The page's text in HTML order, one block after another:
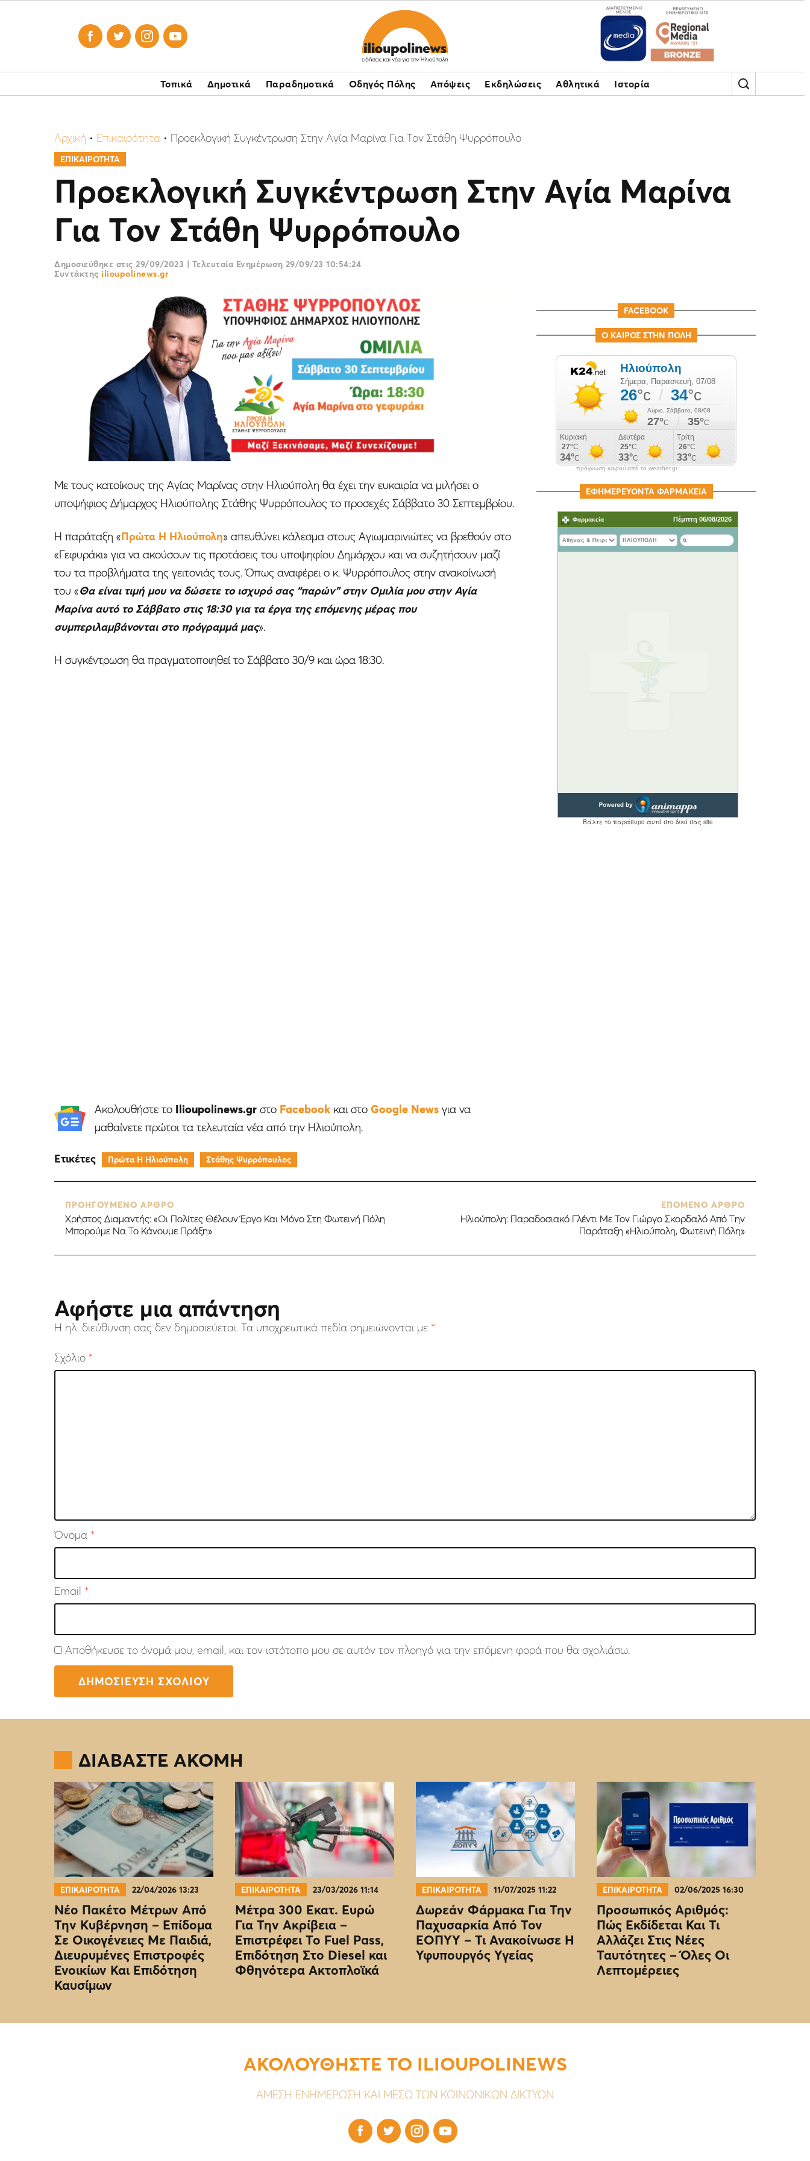
   
Τοπικά Δημοτικά Παραδημοτικά Οδηγός Πόλης Απόψεις Εκδηλώσεις Αθλητικά Ιστορία
Αρχική • Επικαιρότητα • Προεκλογική Συγκέντρωση Στην Αγία Μαρίνα Για Τον Στάθη Ψυρρόπουλο
ΕΠΙΚΑΙΡΟΤΗΤΑ
Προεκλογική Συγκέντρωση Στην Αγία Μαρίνα
Για Τον Στάθη Ψυρρόπουλο
Δημοσιεύθηκε στις 29/09/2023 | Τελευταία Ενημέρωση 29/09/23 10:54:24
Συντάκτης ilioupolinews.gr
Με τους κατοίκους της Αγίας Μαρίνας στην Ηλιούπολη θα έχει την ευκαιρία να μιλήσει ο
υποψήφιος Δήμαρχος Ηλιούπολης Στάθης Ψυρρόπουλος το προσεχές Σάββατο 30 Σεπτεμβρίου.
Η παράταξη «Πρώτα Η Ηλιούπολη» απευθύνει κάλεσμα στους Αγιωμαρινιώτες να βρεθούν στο
«Γεφυράκι» για να ακούσουν τις προτάσεις του υποψηφίου Δημάρχου και να συζητήσουν μαζί
του τα προβλήματα της γειτονιάς τους. Όπως αναφέρει ο κ. Ψυρρόπουλος στην ανακοίνωσή
του «Θα είναι τιμή μου να δώσετε το ισχυρό σας “παρών” στην Ομιλία μου στην Αγία
Μαρίνα αυτό το Σάββατο στις 18:30 για τα έργα της επόμενης μέρας που
συμπεριλαμβάνονται στο πρόγραμμά μας».
Η συγκέντρωση θα πραγματοποιηθεί το Σάββατο 30/9 και ώρα 18:30.
Ακολουθήστε το Ilioupolinews.grστο Facebookκαι στο Google Newsγια να
μαθαίνετε πρώτοι τα τελευταία νέα από την Ηλιούπολη.
FACEBOOK
Ο ΚΑΙΡΟΣ ΣΤΗΝ ΠΟΛΗ
πρόγνωση καιρού από το weather.gr
ΕΦΗΜΕΡΕΥΟΝΤΑ ΦΑΡΜΑΚΕΙΑ
Ετικέτες Πρώτα Η Ηλιούπολη Στάθης Ψυρρόπουλος
ΠΡΟΗΓΟΥΜΕΝΟ ΑΡΘΡΟ
Χρήστος Διαμαντής: «Οι Πολίτες Θέλουν Έργο Και Μόνο Στη Φωτεινή Πόλη
Μπορούμε Να Το Κάνουμε Πράξη»
ΕΠΟΜΕΝΟ ΑΡΘΡΟ
Ηλιούπολη: Παραδοσιακό Γλέντι Με Τον Γιώργο Σκορδαλό Από Την
Παράταξη «Ηλιούπολη, Φωτεινή Πόλη»
Αφήστε μια απάντηση
Η ηλ. διεύθυνση σας δεν δημοσιεύεται. Τα υποχρεωτικά πεδία σημειώνονται με *
Σχόλιο *
Όνομα *
Email *
Αποθήκευσε το όνομά μου, email, και τον ιστότοπο μου σε αυτόν τον πλοηγό για την επόμενη φορά που θα σχολιάσω.
ΔΙΑΒΑΣΤΕ ΑΚΟΜΗ
ΕΠΙΚΑΙΡΟΤΗΤΑ 22/04/2026 13:23
Νέο Πακέτο Μέτρων Από
Την Κυβέρνηση – Επίδομα
Σε Οικογένειες Με Παιδιά,
Διευρυμένες Επιστροφές
Ενοικίων Και Επιδότηση
Καυσίμων
ΕΠΙΚΑΙΡΟΤΗΤΑ 23/03/2026 11:14
Μέτρα 300 Εκατ. Ευρώ
Για Την Ακρίβεια –
Επιστρέφει Το Fuel Pass,
Επιδότηση Στο Diesel και
Φθηνότερα Ακτοπλοϊκά
ΕΠΙΚΑΙΡΟΤΗΤΑ 11/07/2025 11:22
Δωρεάν Φάρμακα Για Την
Παχυσαρκία Από Τον
EOΠΥΥ – Τι Ανακοίνωσε Η
Υφυπουργός Υγείας
ΕΠΙΚΑΙΡΟΤΗΤΑ 02/06/2025 16:30
Προσωπικός Αριθμός:
Πώς Εκδίδεται Και Τι
Αλλάζει Στις Νέες
Ταυτότητες – Όλες Οι
Λεπτομέρειες
ΑΚΟΛΟΥΘΗΣΤΕ ΤΟ ILIOUPOLINEWS
ΑΜΕΣΗ ΕΝΗΜΕΡΩΣΗ ΚΑΙ ΜΕΣΩ ΤΩΝ ΚΟΙΝΩΝΙΚΩΝ ΔΙΚΤΥΩΝ
   